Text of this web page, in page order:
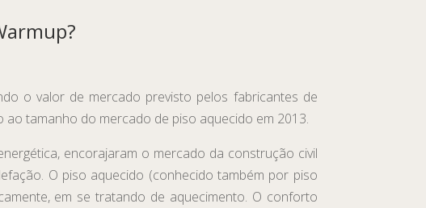
o valor de mercado previsto pelos fabricantes de
tamanho do mercado de piso aquecido em 2013.
encorajaram o mercado da construção civil
O piso aquecido (conhecido também por piso
em se tratando de aquecimento. O conforto